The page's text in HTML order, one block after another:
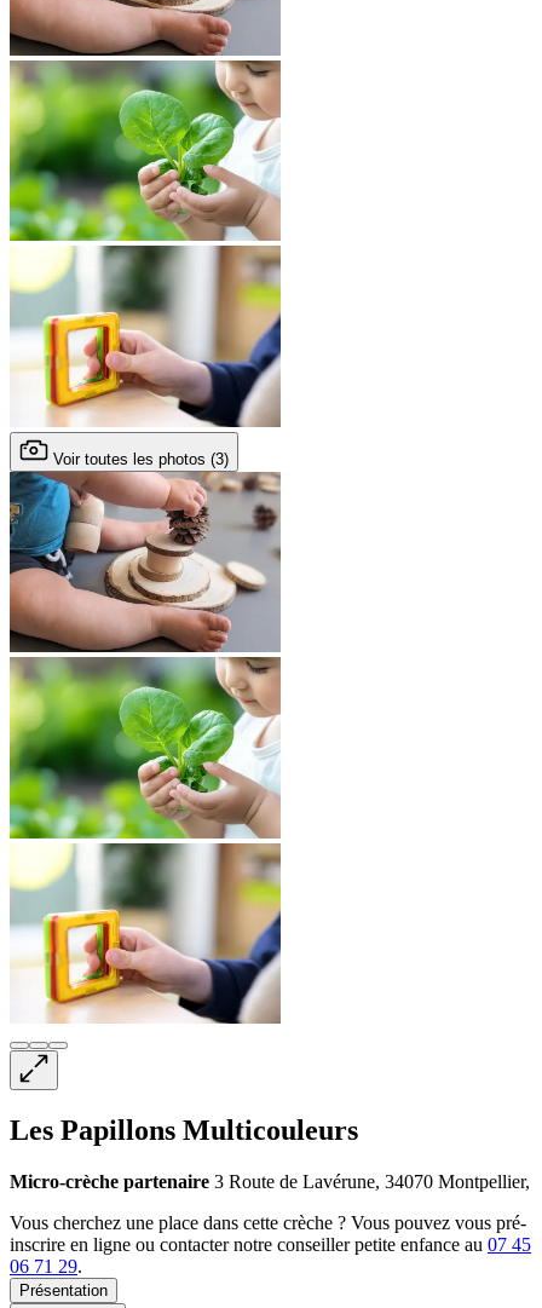
Voir toutes les photos (3)
Les Papillons Multicouleurs
Micro-crèche partenaire 3 Route de Lavérune, 34070 Montpellier,
Vous cherchez une place dans cette crèche ? Vous pouvez vous pré-
inscrire en ligne ou contacter notre conseiller petite enfance au 07 45
06 71 29.
Présentation